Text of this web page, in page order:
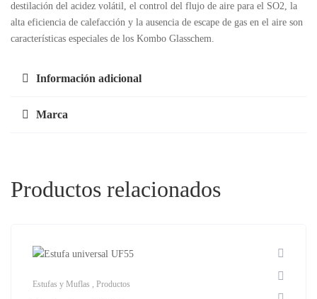
destilación del acidez volátil, el control del flujo de aire para el SO2, la
alta eficiencia de calefacción y la ausencia de escape de gas en el aire son
características especiales de los Kombo Glasschem.
Información adicional
Marca
Productos relacionados
Estufas y Muflas , Productos